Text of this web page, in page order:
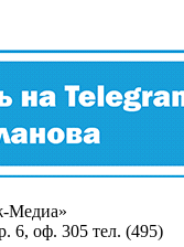
Медиа»
6, оф. 305 тел. (495)